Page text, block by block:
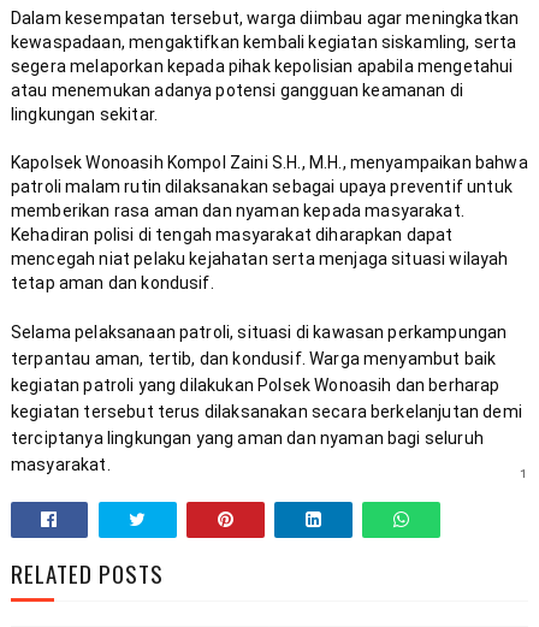
Dalam kesempatan tersebut, warga diimbau agar meningkatkan
kewaspadaan, mengaktifkan kembali kegiatan siskamling, serta
segera melaporkan kepada pihak kepolisian apabila mengetahui
atau menemukan adanya potensi gangguan keamanan di
Kapolsek Wonoasih Kompol Zaini S.H., M.H., menyampaikan bahwa
patroli malam rutin dilaksanakan sebagai upaya preventif untuk
memberikan rasa aman dan nyaman kepada masyarakat.
Kehadiran polisi di tengah masyarakat diharapkan dapat
mencegah niat pelaku kejahatan serta menjaga situasi wilayah
Selama pelaksanaan patroli, situasi di kawasan perkampungan
terpantau aman, tertib, dan kondusif. Warga menyambut baik
kegiatan patroli yang dilakukan Polsek Wonoasih dan berharap
kegiatan tersebut terus dilaksanakan secara berkelanjutan demi
terciptanya lingkungan yang aman dan nyaman bagi seluruh
masyarakat.
1
RELATED POSTS